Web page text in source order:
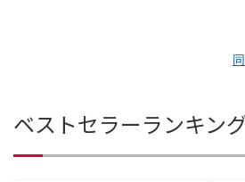
ベストセラーランキン